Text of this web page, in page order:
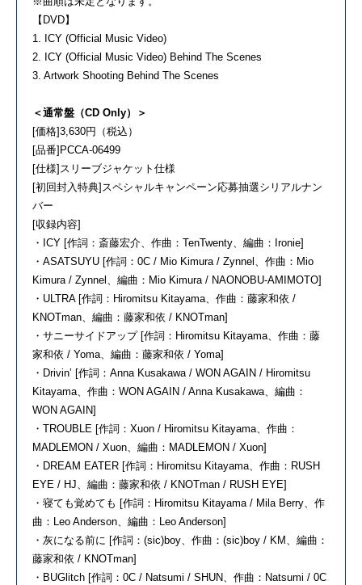
【DVD】
1. ICY (Official Music Video)
2. ICY (Official Music Video) Behind The Scenes
3. Artwork Shooting Behind The Scenes
＜通常盤（CD Only）＞
[価格]3,630円（税込）
[品番]PCCA-06499
[仕様]スリーブジャケット仕様
[初回封入特典]スペシャルキャンペーン応募抽選シリアルナン
バー
[収録内容]
・ICY [作詞：斎藤宏介、作曲：TenTwenty、編曲：Ironie]
・ASATSUYU [作詞：0C / Mio Kimura / Zynnel、作曲：Mio
Kimura / Zynnel、編曲：Mio Kimura / NAONOBU-AMIMOTO]
・ULTRA [作詞：Hiromitsu Kitayama、作曲：藤家和依 /
KNOTman、編曲：藤家和依 / KNOTman]
・サニーサイドアップ [作詞：Hiromitsu Kitayama、作曲：藤
家和依 / Yoma、編曲：藤家和依 / Yoma]
・Drivin’ [作詞：Anna Kusakawa / WON AGAIN / Hiromitsu
Kitayama、作曲：WON AGAIN / Anna Kusakawa、編曲：
WON AGAIN]
・TROUBLE [作詞：Xuon / Hiromitsu Kitayama、作曲：
MADLEMON / Xuon、編曲：MADLEMON / Xuon]
・DREAM EATER [作詞：Hiromitsu Kitayama、作曲：RUSH
EYE / HJ、編曲：藤家和依 / KNOTman / RUSH EYE]
・寝ても覚めても [作詞：Hiromitsu Kitayama / Mila Berry、作
曲：Leo Anderson、編曲：Leo Anderson]
・灰になる前に [作詞：(sic)boy、作曲：(sic)boy / KM、編曲：
藤家和依 / KNOTman]
・BUGlitch [作詞：0C / Natsumi / SHUN、作曲：Natsumi / 0C